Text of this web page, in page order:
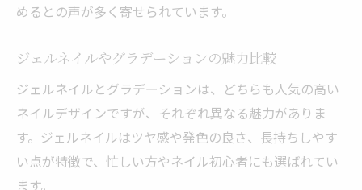
めるとの声が多く寄せられています。
ジェルネイルやグラデーションの魅力比較
ジェルネイルとグラデーションは、どちらも人気の高い
ネイルデザインですが、それぞれ異なる魅力がありま
す。ジェルネイルはツヤ感や発色の良さ、長持ちしやす
い点が特徴で、忙しい方やネイル初心者にも選ばれてい
ます。